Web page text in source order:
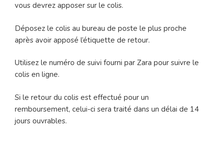
vous devrez apposer sur le colis.
Déposez le colis au bureau de poste le plus proche
après avoir apposé l’étiquette de retour.
Utilisez le numéro de suivi fourni par Zara pour suivre le
colis en ligne.
Si le retour du colis est effectué pour un
remboursement, celui-ci sera traité dans un délai de 14
jours ouvrables.